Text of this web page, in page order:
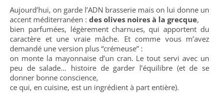
Aujourd’hui, on garde l’ADN brasserie mais on lui donne un
accent méditerranéen : des olives noires à la grecque,
bien parfumées, légèrement charnues, qui apportent du
caractère et une vraie mâche. Et comme vous m’avez
demandé une version plus “crémeuse” :
on monte la mayonnaise d’un cran. Le tout servi avec un
peu de salade… histoire de garder l’équilibre (et de se
donner bonne conscience,
ce qui, en cuisine, est un ingrédient à part entière).